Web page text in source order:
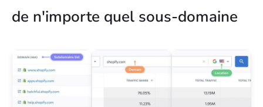
de n'importe quel sous-domaine